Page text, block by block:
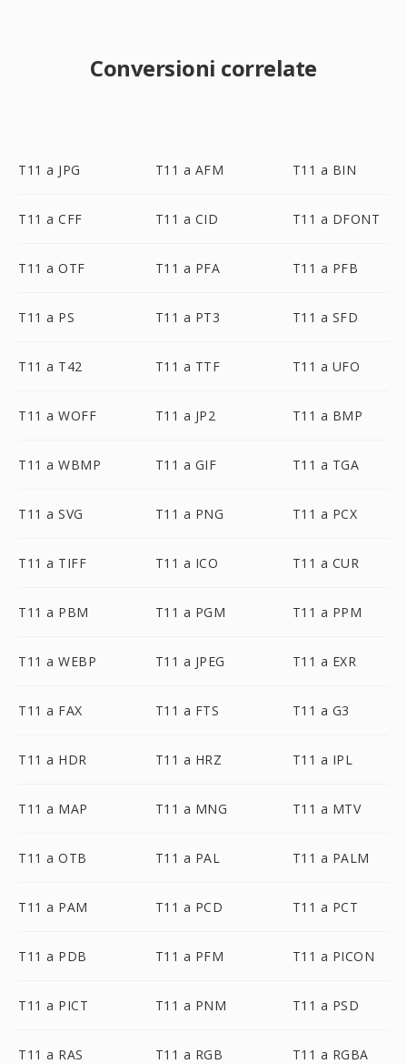
Conversioni correlate
T11 a JPG T11 a AFM T11 a BIN
T11 a CFF T11 a CID T11 a DFONT
T11 a OTF T11 a PFA T11 a PFB
T11 a PS T11 a PT3 T11 a SFD
T11 a T42 T11 a TTF T11 a UFO
T11 a WOFF T11 a JP2 T11 a BMP
T11 a WBMP T11 a GIF T11 a TGA
T11 a SVG T11 a PNG T11 a PCX
T11 a TIFF T11 a ICO T11 a CUR
T11 a PBM T11 a PGM T11 a PPM
T11 a WEBP T11 a JPEG T11 a EXR
T11 a FAX T11 a FTS T11 a G3
T11 a HDR T11 a HRZ T11 a IPL
T11 a MAP T11 a MNG T11 a MTV
T11 a OTB T11 a PAL T11 a PALM
T11 a PAM T11 a PCD T11 a PCT
T11 a PDB T11 a PFM T11 a PICON
T11 a PICT T11 a PNM T11 a PSD
T11 a RAS T11 a RGB T11 a RGBA